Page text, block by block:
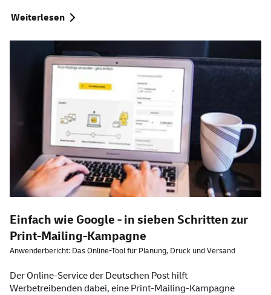
Weiterlesen
Einfach wie Google - in sieben Schritten zur
Print-Mailing-Kampagne
Anwenderbericht: Das Online-Tool für Planung, Druck und Versand
Der Online-Service der Deutschen Post hilft
Werbetreibenden dabei, eine Print-Mailing-Kampagne